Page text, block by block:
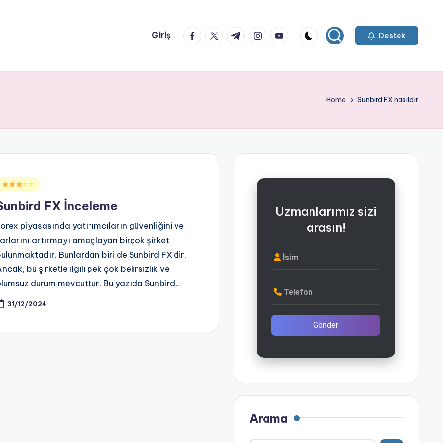
Giriş facebook.com
twitter.com
t.me instagram.com
youtube.com Destek
Home Sunbird FX nasıldır
☆☆
FX İnceleme
piyasasında yatırımcıların güvenliğini ve
artırmayı amaçlayan birçok şirket
Bunlardan biri de Sunbird FX'dir.
bu şirketle ilgili pek çok belirsizlik ve
durum mevcuttur. Bu yazıda Sunbird…
31/12/2024
Uzmanlarımız sizi
arasın!
İsim
Telefon
Gönder
Arama